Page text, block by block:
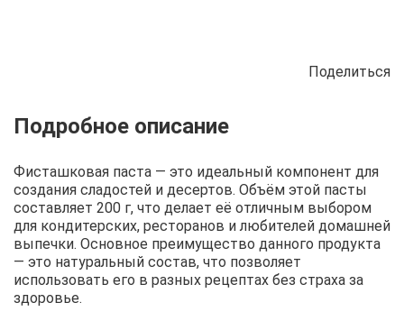
Поделиться
Описание Отзывы Рецепты
Фисташковая паста — это идеальный компонент для
создания сладостей и десертов. Объём этой пасты
составляет 200 г, что делает её отличным выбором
для кондитерских, ресторанов и любителей домашней
выпечки. Основное преимущество данного продукта
— это натуральный состав, что позволяет
использовать его в разных рецептах без страха за
здоровье.